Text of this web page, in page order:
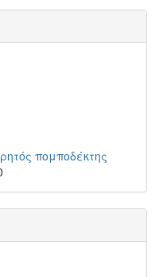
πομποδέκτης